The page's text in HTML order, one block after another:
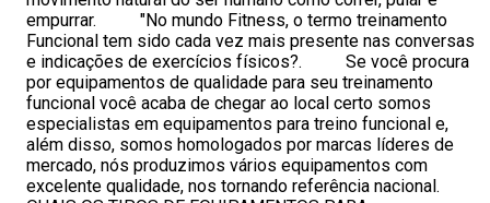
empurrar. "No mundo Fitness, o termo treinamento
Funcional tem sido cada vez mais presente nas conversas
e indicações de exercícios físicos?. Se você procura
por equipamentos de qualidade para seu treinamento
funcional você acaba de chegar ao local certo somos
especialistas em equipamentos para treino funcional e,
além disso, somos homologados por marcas líderes de
mercado, nós produzimos vários equipamentos com
excelente qualidade, nos tornando referência nacional.